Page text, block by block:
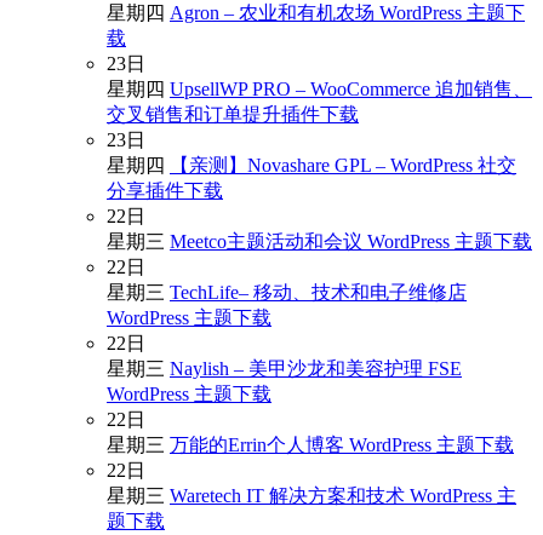
星期四 Agron – 农业和有机农场 WordPress 主题下
载
23日
星期四 UpsellWP PRO – WooCommerce 追加销售、
交叉销售和订单提升插件下载
23日
星期四
【亲测】Novashare GPL – WordPress 社交
分享插件下载
22 日
星期三 Meetco主题活动和会议 WordPress 主题下载
22 日
星期三 TechLife– 移动、技术和电子维修店
WordPress 主题下载
22 日
星期三 Naylish – 美甲沙龙和美容护理 FSE
WordPress 主题下载
22 日
星期三 万能的Errin个人博客 WordPress 主题下载
22 日
星期三 Waretech IT 解决方案和技术 WordPress 主
题下载